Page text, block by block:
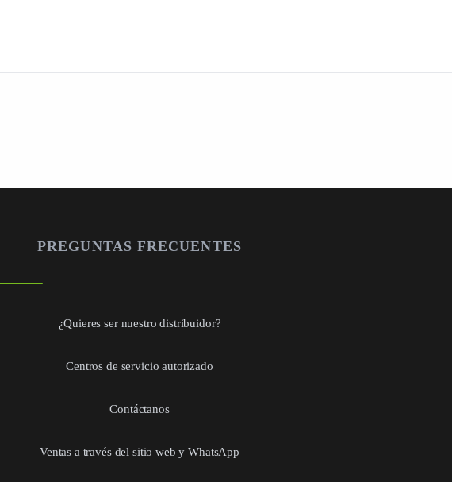
PREGUNTAS FRECUENTES
¿Quieres ser nuestro distribuidor?
Centros de servicio autorizado
Contáctanos
Ventas a través del sitio web y WhatsApp